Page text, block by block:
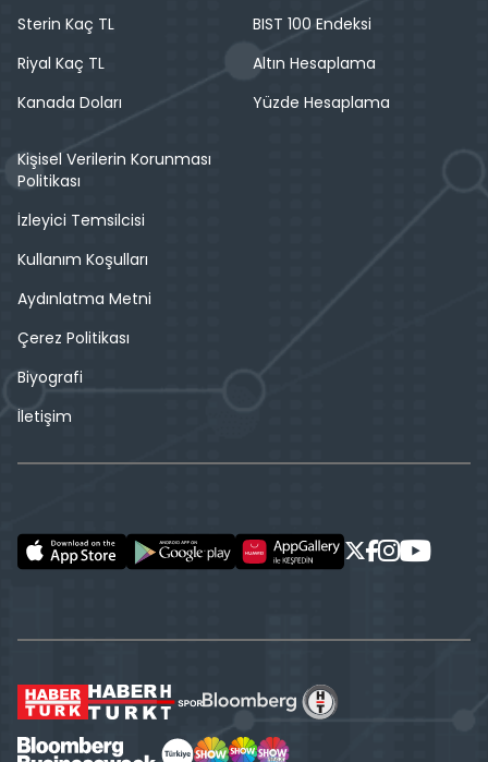
Sterin Kaç TL
Riyal Kaç TL
Kanada Doları
BIST 100 Endeksi
Altın Hesaplama
Yüzde Hesaplama
Kişisel Verilerin Korunması
Politikası
İzleyici Temsilcisi
Kullanım Koşulları
Aydınlatma Metni
Çerez Politikası
Biyografi
İletişim